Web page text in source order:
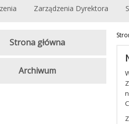
Zarządzenia Dyrektora
Strona główna
Archiwum